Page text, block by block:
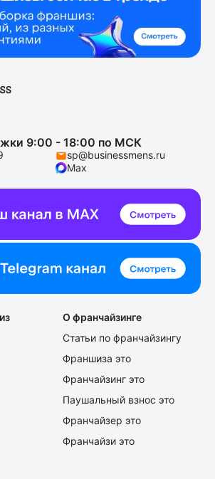
9:00 - 18:00 по МСК
sp@businessmens.ru
Max
О франчайзинге
Статьи по франчайзингу
Франшиза это
Франчайзинг это
Паушальный взнос это
Франчайзер это
Франчайзи это